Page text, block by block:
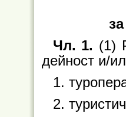
Чл. 1. (1)
дейност и/
1.
2.